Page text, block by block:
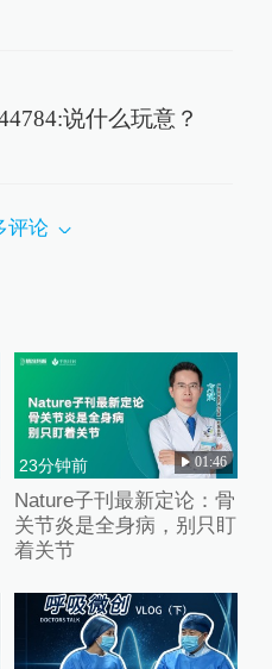
说什么玩意？
评论
23分钟前 01:46
Nature子刊最新定论：骨
关节炎是全身病，别只盯
着关节